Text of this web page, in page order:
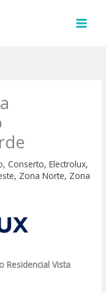
,Conserto,Electrolux,
, Zona Norte, Zona
Residencial Vista